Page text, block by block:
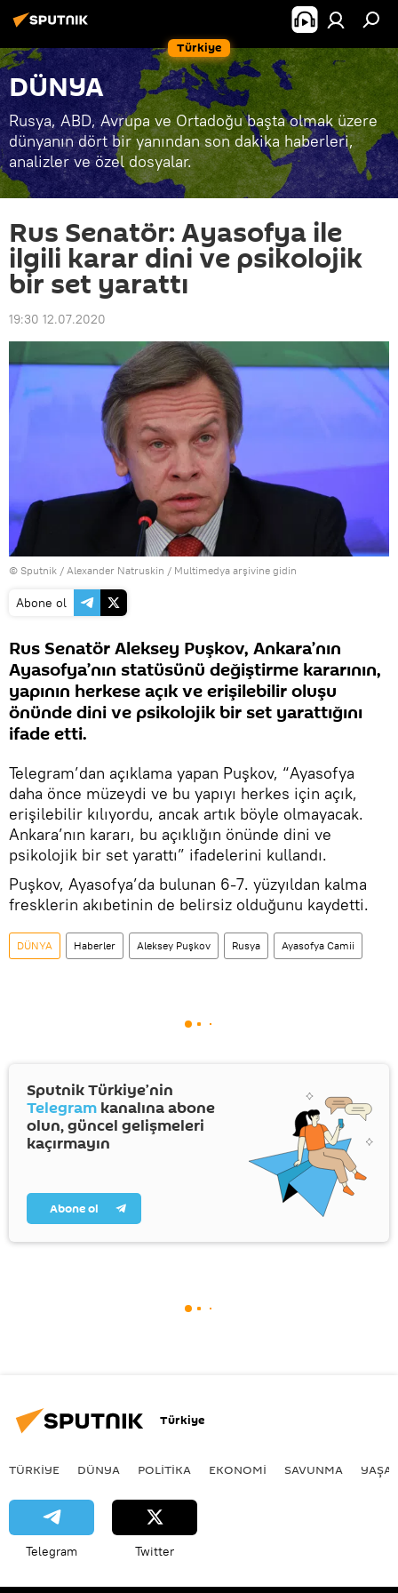
Türkiye
DÜNYA
Rusya, ABD, Avrupa ve Ortadoğu başta olmak üzere
dünyanın dört bir yanından son dakika haberleri,
analizler ve özel dosyalar.
Rus Senatör: Ayasofya ile
ilgili karar dini ve psikolojik
bir set yarattı
19:30 12.07.2020
© Sputnik / Alexander Natruskin / Multimedya arşivine gidin
Abone ol
Rus Senatör Aleksey Puşkov, Ankara’nın
Ayasofya’nın statüsünü değiştirme kararının,
yapının herkese açık ve erişilebilir oluşu
önünde dini ve psikolojik bir set yarattığını
ifade etti.
Telegram’dan açıklama yapan Puşkov, “Ayasofya
daha önce müzeydi ve bu yapıyı herkes için açık,
erişilebilir kılıyordu, ancak artık böyle olmayacak.
Ankara’nın kararı, bu açıklığın önünde dini ve
psikolojik bir set yarattı” ifadelerini kullandı.
Puşkov, Ayasofya’da bulunan 6-7. yüzyıldan kalma
fresklerin akıbetinin de belirsiz olduğunu kaydetti.
DÜNYA Haberler Aleksey Puşkov Rusya Ayasofya Camii
Sputnik Türkiye’nin
Telegram kanalına abone
olun, güncel gelişmeleri
kaçırmayın
Abone ol
Türkiye
TÜRKIYE DÜNYA POLİTİKA EKONOMİ SAVUNMA
Telegram Twitter